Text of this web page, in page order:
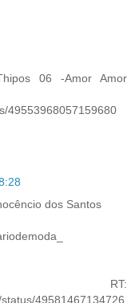
06 -Amor Amor
49553968057159680
dos Santos
RT:
49581467134726